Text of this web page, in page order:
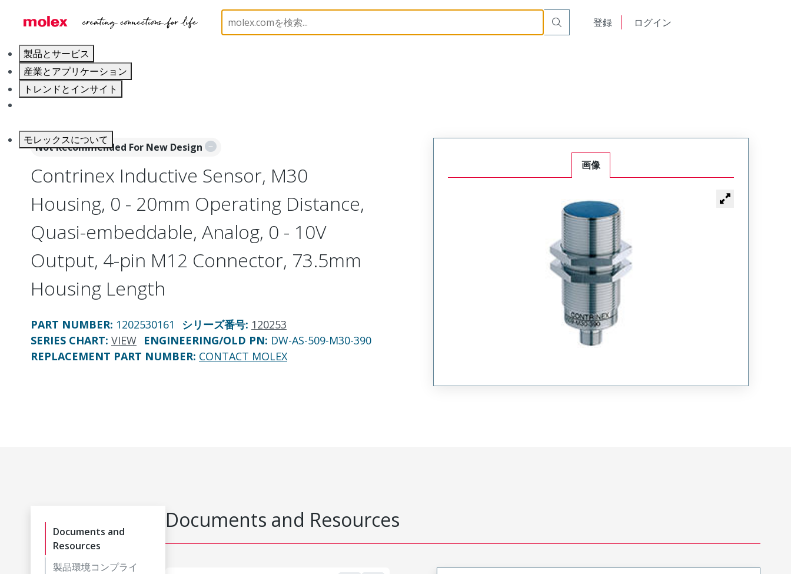
登録 ログイン
製品とサービス
産業とアプリケーション
トレンドとインサイト
モレックスについて
Inductive and Photoelectric Sensors 120253 1202530161
Not Recommended For New Design
Contrinex Inductive Sensor, M30
Housing, 0 - 20mm Operating Distance,
Quasi-embeddable, Analog, 0 - 10V
Output, 4-pin M12 Connector, 73.5mm
Housing Length
PART NUMBER: 1202530161 シリーズ番号: 120253
SERIES CHART: VIEW ENGINEERING/OLD PN: DW-AS-509-M30-390
REPLACEMENT PART NUMBER: CONTACT MOLEX
画像
Documents and
Resources
製品環境コンプライ
Documents and Resources